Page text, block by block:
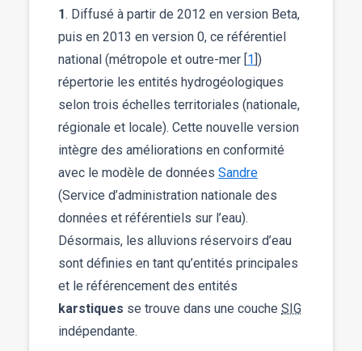
1. Diffusé à partir de 2012 en version Beta,
puis en 2013 en version 0, ce référentiel
national (métropole et outre-mer [1])
répertorie les entités hydrogéologiques
selon trois échelles territoriales (nationale,
régionale et locale). Cette nouvelle version
intègre des améliorations en conformité
avec le modèle de données Sandre
(Service d’administration nationale des
données et référentiels sur l’eau).
Désormais, les alluvions réservoirs d’eau
sont définies en tant qu’entités principales
et le référencement des entités
karstiques se trouve dans une couche SIG
indépendante.